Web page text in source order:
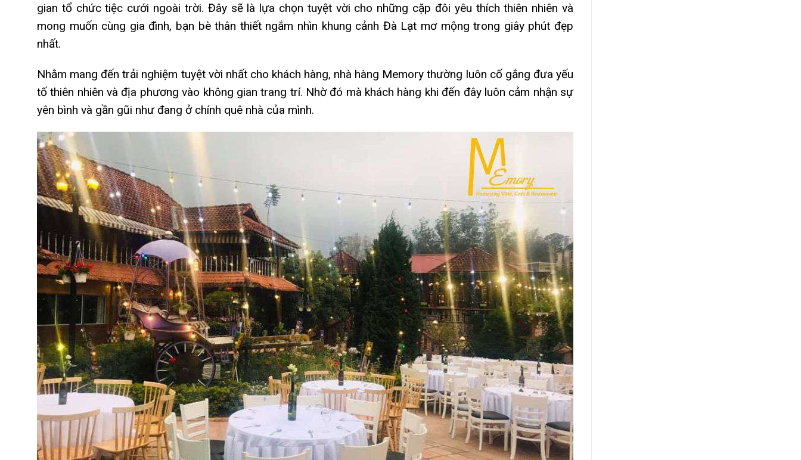
gian tổ chức tiệc cưới ngoài trời. Đây sẽ là lựa chọn tuyệt vời cho những cặp đôi yêu thích thiên nhiên và
mong muốn cùng gia đình, bạn bè thân thiết ngắm nhìn khung cảnh Đà Lạt mơ mộng trong giây phút đẹp
nhất.
Nhằm mang đến trải nghiệm tuyệt vời nhất cho khách hàng, nhà hàng Memory thường luôn cố gắng đưa yếu
tố thiên nhiên và địa phương vào không gian trang trí. Nhờ đó mà khách hàng khi đến đây luôn cảm nhận sự
yên bình và gần gũi như đang ở chính quê nhà của mình.